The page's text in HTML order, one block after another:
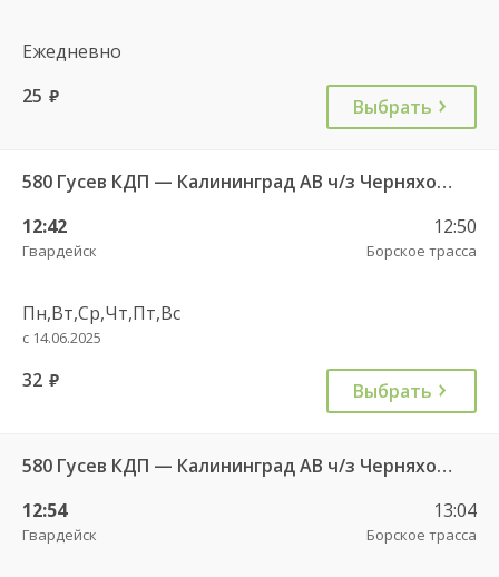
Ежедневно
25 руб. Выбрать
580 Гусев КДП — Калининград АВ ч/з Черняховск АС
12:42
Гвардейск
12:50
Борское трасса
Пн,Вт,Ср,Чт,Пт,Вс
с 14.06.2025
32 руб. Выбрать
580 Гусев КДП — Калининград АВ ч/з Черняховск АС
12:54
Гвардейск
13:04
Борское трасса